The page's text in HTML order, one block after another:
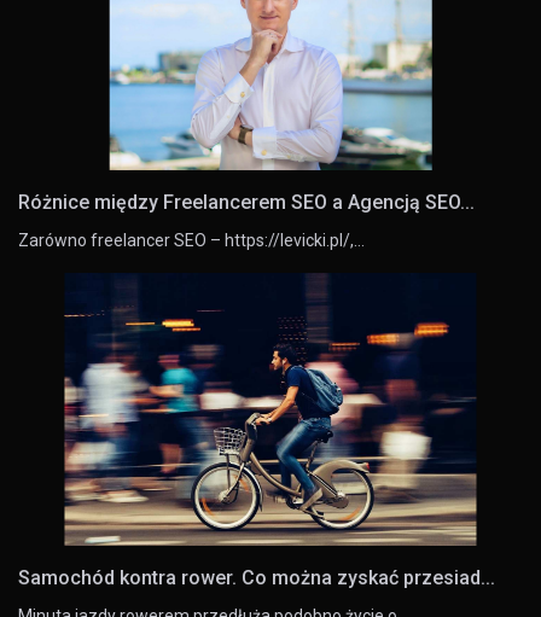
Różnice między Freelancerem SEO a Agencją SEO...
Zarówno freelancer SEO – https://levicki.pl/,…
Samochód kontra rower. Co można zyskać przesiad...